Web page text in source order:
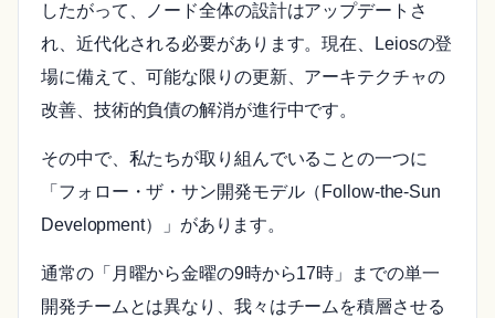
したがって、ノード全体の設計はアップデートさ
れ、近代化される必要があります。現在、Leiosの登
場に備えて、可能な限りの更新、アーキテクチャの
改善、技術的負債の解消が進行中です。
その中で、私たちが取り組んでいることの一つに
「フォロー・ザ・サン開発モデル（Follow-the-Sun
Development）」があります。
通常の「月曜から金曜の9時から17時」までの単一
開発チームとは異なり、我々はチームを積層させる